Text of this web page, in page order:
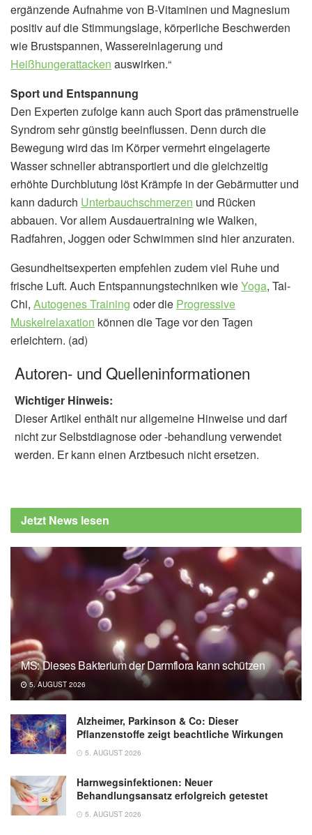
ergänzende Aufnahme von B-Vitaminen und Magnesium
positiv auf die Stimmungslage, körperliche Beschwerden
wie Brustspannen, Wassereinlagerung und
Heißhungerattacken auswirken.“
Sport und Entspannung
Den Experten zufolge kann auch Sport das prämenstruelle
Syndrom sehr günstig beeinflussen. Denn durch die
Bewegung wird das im Körper vermehrt eingelagerte
Wasser schneller abtransportiert und die gleichzeitig
erhöhte Durchblutung löst Krämpfe in der Gebärmutter und
kann dadurch Unterbauchschmerzen und Rücken
abbauen. Vor allem Ausdauertraining wie Walken,
Radfahren, Joggen oder Schwimmen sind hier anzuraten.
Gesundheitsexperten empfehlen zudem viel Ruhe und
frische Luft. Auch Entspannungstechniken wieYoga, Tai-
Chi, Autogenes Training oder die Progressive
Muskelrelaxation können die Tage vor den Tagen
erleichtern. (ad)
Autoren- und Quelleninformationen
Wichtiger Hinweis:
Dieser Artikel enthält nur allgemeine Hinweise und darf
nicht zur Selbstdiagnose oder -behandlung verwendet
werden. Er kann einen Arztbesuch nicht ersetzen.
Jetzt News lesen
MS: Dieses Bakterium der Darmflora kann schützen
5. AUGUST 2026
Alzheimer, Parkinson & Co: Dieser
Pflanzenstoffe zeigt beachtliche Wirkungen
5. AUGUST 2026
Harnwegsinfektionen: Neuer
Behandlungsansatz erfolgreich getestet
5. AUGUST 2026